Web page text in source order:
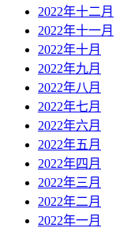
2022年十二月
2022年十一月
2022年十月
2022年九月
2022年八月
2022年七月
2022年六月
2022年五月
2022年四月
2022年三月
2022年二月
2022年一月